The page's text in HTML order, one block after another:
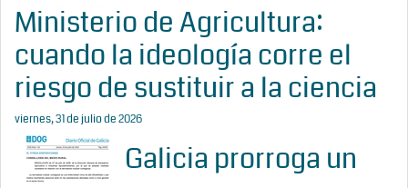
Ministerio de Agricultura:
cuando la ideología corre el
riesgo de sustituir a la ciencia
viernes, 31 de julio de 2026
Galicia prorroga un